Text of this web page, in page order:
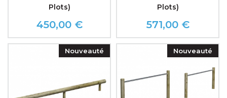
Plots)
Prix
450,00 €
Plots)
Prix
571,00 €
Nouveauté Nouveauté